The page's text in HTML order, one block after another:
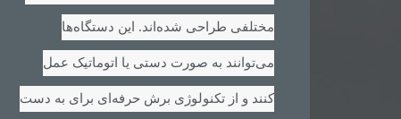
مختلفی طراحی شده‌اند. این دستگاه‌ها
می‌توانند به صورت دستی یا اتوماتیک عمل
کنند و از تکنولوژی برش حرفه‌ای برای به دست